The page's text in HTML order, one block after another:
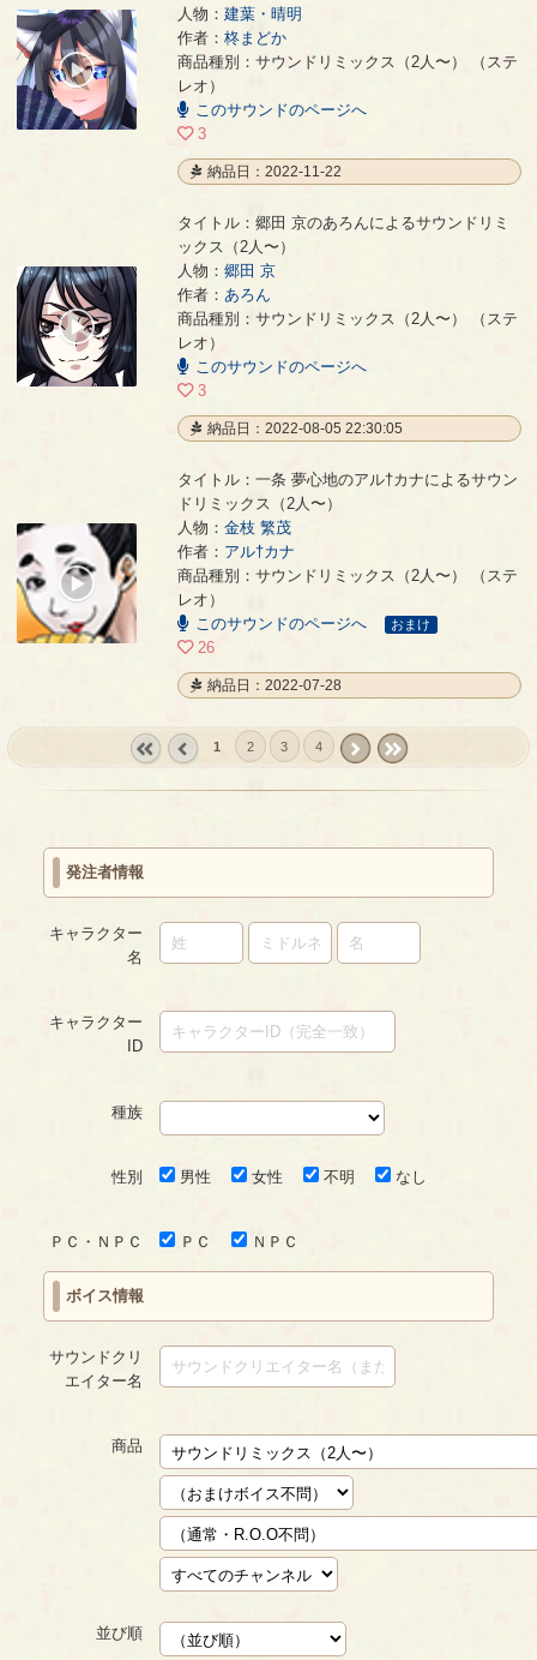
水天宮 妙見子の柊まどかによるサウンドリミックス（2人〜）
人物： 建葉・晴明
作者： 柊まどか
商品種別：サウンドリミックス（2人〜） （ステ
レオ）
このサウンドのページへ
3
納品日：2022-11-22
郷田 京のあろんによるサウンドリミックス（2人〜）
タイトル：郷田 京のあろんによるサウンドリミ
ックス（2人〜）
人物： 郷田 京
作者： あろん
商品種別：サウンドリミックス（2人〜） （ステ
レオ）
このサウンドのページへ
3
納品日：2022-08-05 22:30:05
一条 夢心地のアル†カナによるサウンドリミックス（2人〜）
タイトル：一条 夢心地のアル†カナによるサウン
ドリミックス（2人〜）
人物： 金枝 繁茂
作者： アル†カナ
商品種別：サウンドリミックス（2人〜） （ステ
レオ）
このサウンドのページへ
おまけ
26
納品日：2022-07-28
1 2 3 4
発注者情報
キャラクター
名
キャラクター
ID
種族
性別 男性 女性 不明 なし
ＰＣ・ＮＰＣ ＰＣ ＮＰＣ
ボイス情報
サウンドクリ
エイター名
商品
並び順